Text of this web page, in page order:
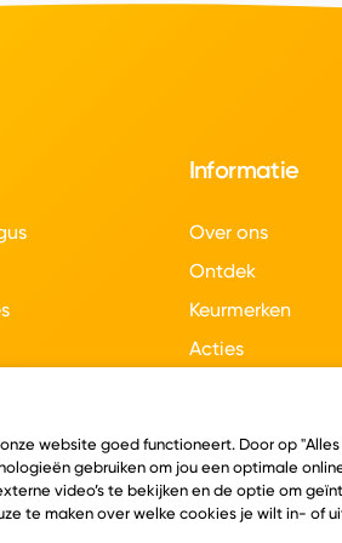
Informatie
Over ons
Ontdek
Keurmerken
Acties
website goed functioneert. Door op "Alles
gebruiken om jou een optimale
video’s te bekijken en de optie om
te maken over welke cookies je wilt in- of